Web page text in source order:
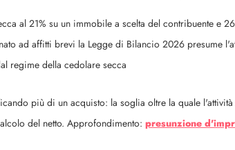
al 21% su un immobile a scelta del contribuente e
ad affitti brevi la Legge di Bilancio 2026 presume
regime della cedolare secca
più di un acquisto: la soglia oltre la quale l'attività
del netto. Approfondimento: presunzione